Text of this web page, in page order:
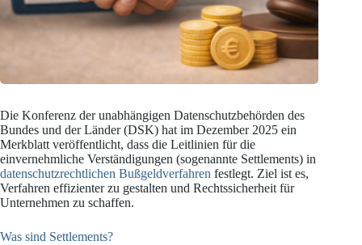
Die Konferenz der unabhängigen Datenschutzbehörden des
Bundes und der Länder (DSK) hat im Dezember 2025 ein
Merkblatt veröffentlicht, dass die Leitlinien für die
einvernehmliche Verständigungen (sogenannte Settlements) in
datenschutzrechtlichen Bußgeldverfahren festlegt. Ziel ist es,
Verfahren effizienter zu gestalten und Rechtssicherheit für
Unternehmen zu schaffen.
Was sind Settlements?